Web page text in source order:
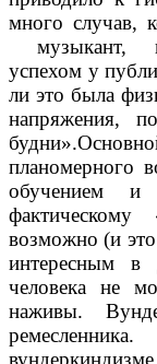
много случав,
музыкант,
успехом у
ли это была
напряжения,
планомерного
обучением
возможно (и это
интересным в
человека не
наживы.